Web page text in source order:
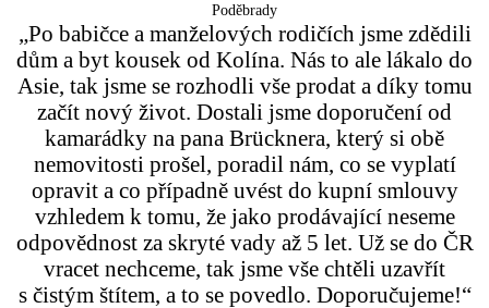
Poděbrady
„Po babičce a manželových rodičích jsme zdědili
dům a byt kousek od Kolína. Nás to ale lákalo do
Asie, tak jsme se rozhodli vše prodat a díky tomu
začít nový život. Dostali jsme doporučení od
kamarádky na pana Brücknera, který si obě
nemovitosti prošel, poradil nám, co se vyplatí
opravit a co případně uvést do kupní smlouvy
vzhledem k tomu, že jako prodávající neseme
odpovědnost za skryté vady až 5 let. Už se do ČR
vracet nechceme, tak jsme vše chtěli uzavřít
s čistým štítem, a to se povedlo. Doporučujeme!“